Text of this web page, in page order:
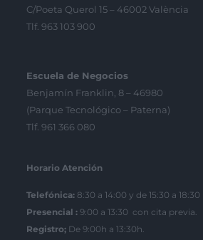
C/Poeta Querol 15 – 46002 València
Tlf. 963 103 900
Escuela de Negocios
Benjamín Franklin, 8 – 46980
(Parque Tecnológico – Paterna)
Tlf. 961 366 080
Horario Atención
Telefónica: 8:30 a 14:00 y de 15:30 a 18:30
Presencial : 9:00 a 13:30 con cita previa.
Registro; De 9:00h a 13:30h.